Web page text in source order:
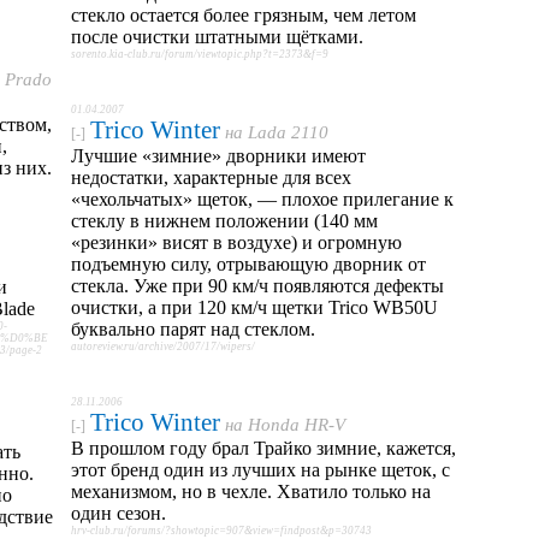
Prado
них.
page-2
стекло остается более грязным, чем летом
после очистки штатными щётками.
sorento.kia-club.ru/forum/viewtopic.php?t=2373&f=9
01.04.2007
[-] Trico Winter на Lada 2110
Лучшие «зимние» дворники имеют
недостатки, характерные для всех
«чехольчатых» щеток, — плохое прилегание к
стеклу в нижнем положении (140 мм
«резинки» висят в воздухе) и огромную
подъемную силу, отрывающую дворник от
стекла. Уже при 90 км/ч появляются дефекты
очистки, а при 120 км/ч щетки Trico WВ50U
буквально парят над стеклом.
autoreview.ru/archive/2007/17/wipers/
28.11.2006
[-] Trico Winter на Honda HR-V
В прошлом году брал Трайко зимние, кажется,
этот бренд один из лучших на рынке щеток, с
механизмом, но в чехле. Хватило только на
один сезон.
hrv-club.ru/forums/?showtopic=907&view=findpost&p=30743